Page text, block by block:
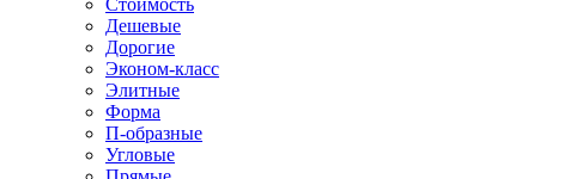
Дешевые
Дорогие
Эконом-класс
Элитные
Форма
П-образные
Угловые